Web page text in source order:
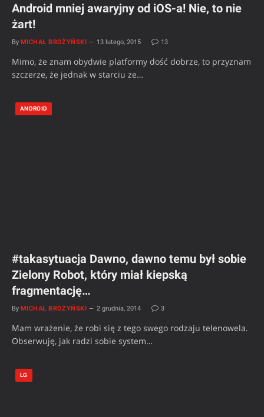
Android mniej awaryjny od iOS-a! Nie, to nie
żart!
By MICHAŁ BROŻYŃSKI 13 lutego, 2015 13
Mimo, że znam obydwie platformy dość dobrze, to przyznam
szczerze, że jednak w starciu ze…
ANDROID
#takasytuacja Dawno, dawno temu był sobie
Zielony Robot, który miał kiepską
fragmentację…
By MICHAŁ BROŻYŃSKI 2 grudnia, 2014 3
Mam wrażenie, że robi się z tego swego rodzaju telenowela.
Obserwuję, jak radzi sobie system…
LG